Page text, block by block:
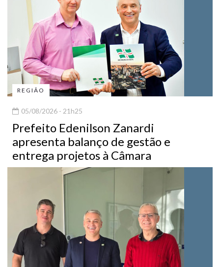
REGIÃO
05/08/2026 - 21h25
Prefeito Edenilson Zanardi
apresenta balanço de gestão e
entrega projetos à Câmara